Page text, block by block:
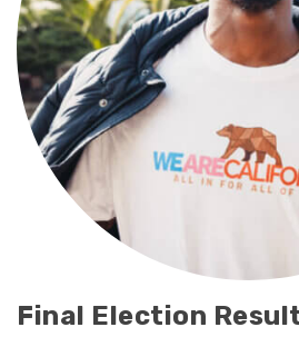
Final Election